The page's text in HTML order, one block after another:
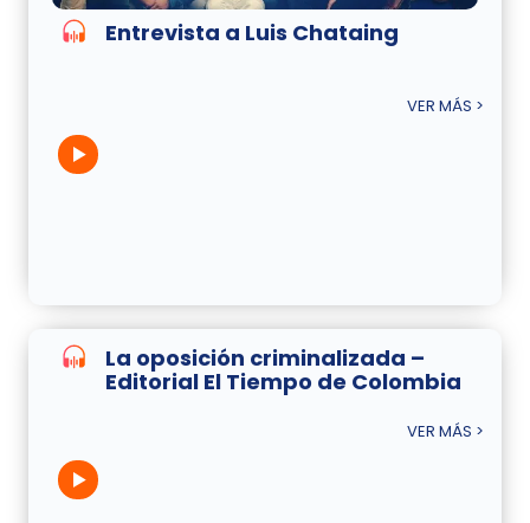
Entrevista a Luis Chataing
VER MÁS >
La oposición criminalizada –
Editorial El Tiempo de Colombia
VER MÁS >